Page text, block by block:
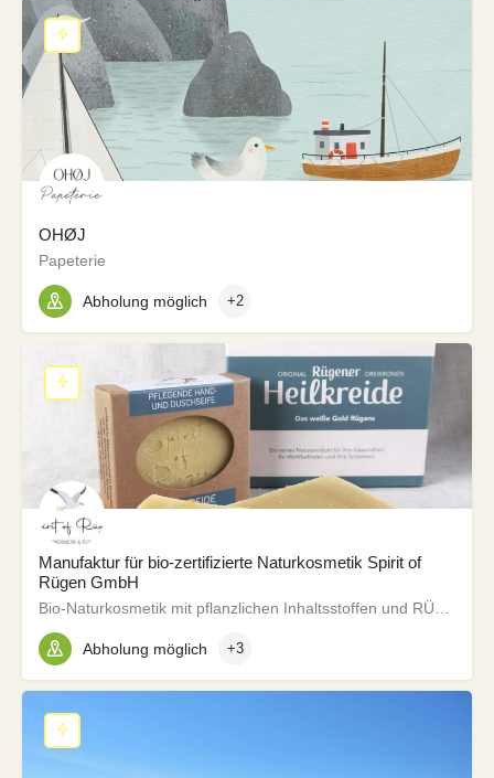
OHØJ
Papeterie
Abholung möglich +2
Manufaktur für bio-zertifizierte Naturkosmetik Spirit of
Rügen GmbH
Abholung möglich +3